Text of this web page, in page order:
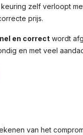
zelf verloopt
prijs.
en correct wordt
en met veel
van het